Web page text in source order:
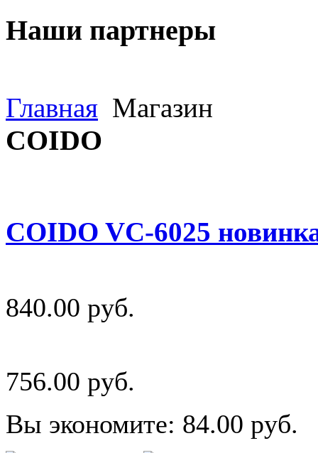
Наши партнеры
Главная Магазин
COIDO
COIDO VC-6025
840.00 руб.
756.00 руб.
Вы экономите: 84.00 руб.